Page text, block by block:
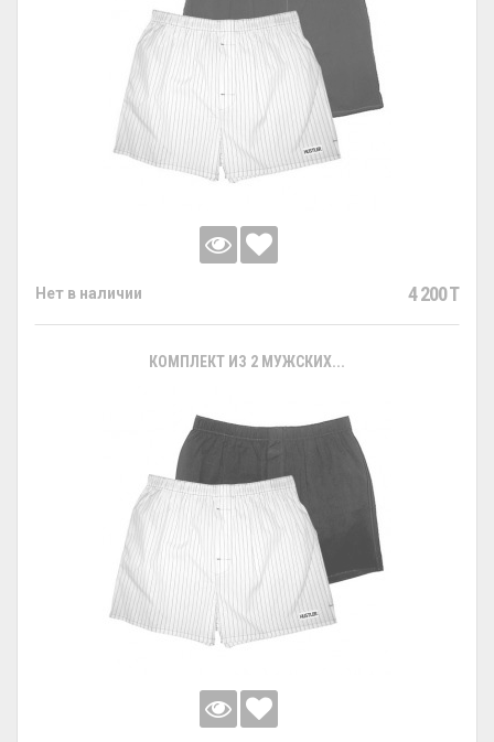
Нет в наличии 4 200 T
КОМПЛЕКТ ИЗ 2 МУЖСКИХ...